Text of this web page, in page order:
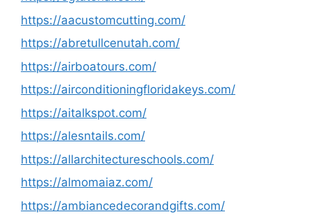
https://aacustomcutting.com/
https://abretullcenutah.com/
https://airboatours.com/
https://airconditioningfloridakeys.com/
https://aitalkspot.com/
https://alesntails.com/
https://allarchitectureschools.com/
https://almomaiaz.com/
https://ambiancedecorandgifts.com/